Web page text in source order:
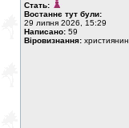
Стать:
Востаннє тут були:
29 липня 2026, 15:29
Написано: 59
Віровизнання: християнин